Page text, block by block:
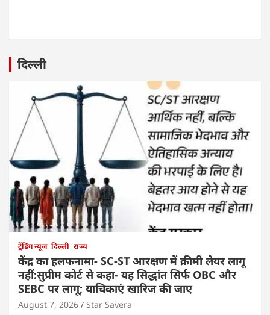
दिल्ली
ट्रेंडिंग न्यूज दिल्ली राज्य
केंद्र का हलफनामा- SC-ST आरक्षण में क्रीमी लेयर लागू
नहीं:सुप्रीम कोर्ट से कहा- यह सिद्धांत सिर्फ OBC और
SEBC पर लागू; याचिकाएं खारिज की जाए
August 7, 2026 Star Savera